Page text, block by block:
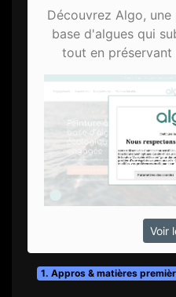
Découvrez Algo,
base d'algues qui
tout en
Voir
1. Appros & matières